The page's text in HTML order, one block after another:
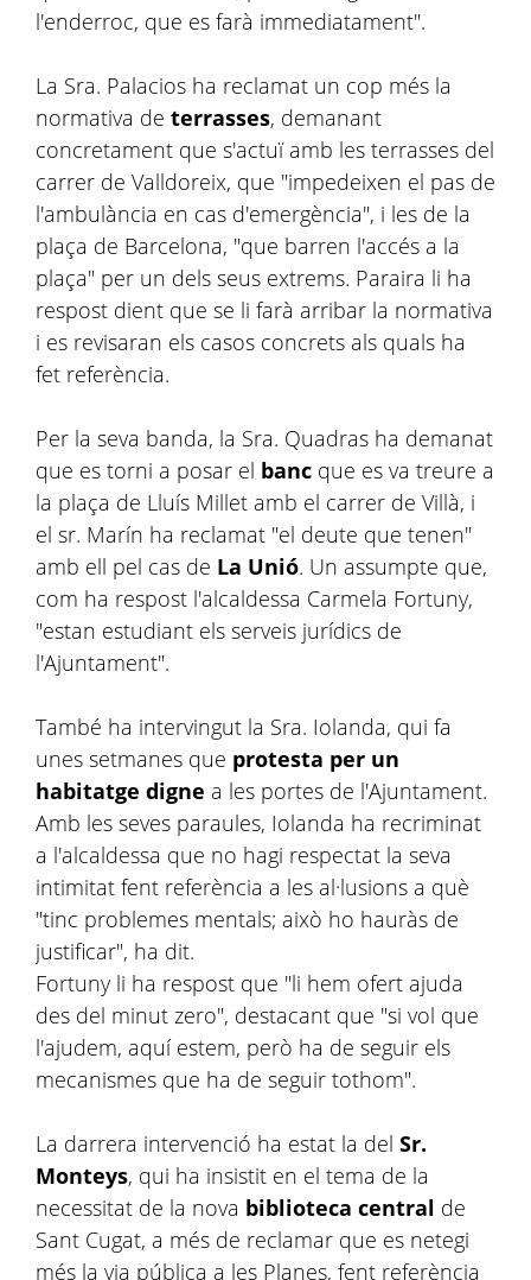
l'enderroc, que es farà immediatament".
La Sra. Palacios ha reclamat un cop més la
normativa de terrasses, demanant
concretament que s'actuï amb les terrasses del
carrer de Valldoreix, que "impedeixen el pas de
l'ambulància en cas d'emergència", i les de la
plaça de Barcelona, "que barren l'accés a la
plaça" per un dels seus extrems. Paraira li ha
respost dient que se li farà arribar la normativa
i es revisaran els casos concrets als quals ha
fet referència.
Per la seva banda, la Sra. Quadras ha demanat
que es torni a posar el banc que es va treure a
la plaça de Lluís Millet amb el carrer de Villà, i
el sr. Marín ha reclamat "el deute que tenen"
amb ell pel cas de La Unió. Un assumpte que,
com ha respost l'alcaldessa Carmela Fortuny,
"estan estudiant els serveis jurídics de
l'Ajuntament".
També ha intervingut la Sra. Iolanda, qui fa
unes setmanes que protesta per un
habitatge digne a les portes de l'Ajuntament.
Amb les seves paraules, Iolanda ha recriminat
a l'alcaldessa que no hagi respectat la seva
intimitat fent referència a les al·lusions a què
"tinc problemes mentals; això ho hauràs de
justificar", ha dit.
Fortuny li ha respost que "li hem ofert ajuda
des del minut zero", destacant que "si vol que
l'ajudem, aquí estem, però ha de seguir els
mecanismes que ha de seguir tothom".
La darrera intervenció ha estat la del Sr.
Monteys, qui ha insistit en el tema de la
necessitat de la nova biblioteca central de
Sant Cugat, a més de reclamar que es netegi
més la via pública a les Planes, fent referència